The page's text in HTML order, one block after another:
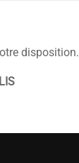
disposition.